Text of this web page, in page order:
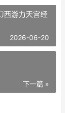
西游力天宫经
2026-06-20
下一篇 »